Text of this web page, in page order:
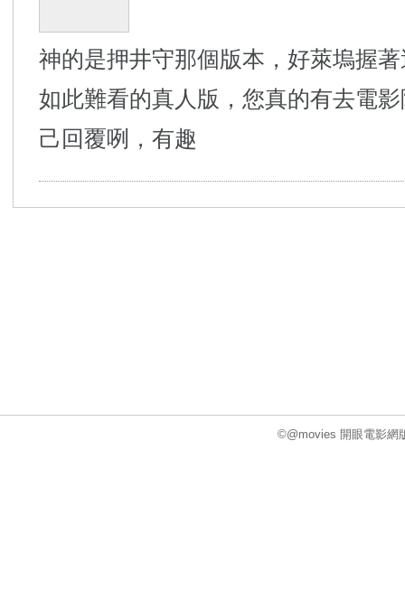
神的是押井守那個版本，好萊塢握
如此難看的真人版，您真的有去電
己回覆咧，有趣
©@movies 開眼電影網